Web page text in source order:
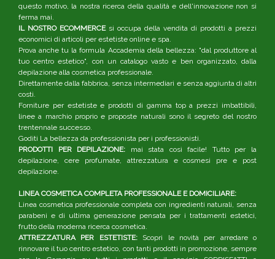
questo motivo, la nostra ricerca della qualità e dell'innovazione non si
ferma mai.
IL NOSTRO ECOMMERCEsi occupa della vendita di prodotti a prezzi
economici di articoli per estetiste online e spa.
Prova anche tu la formula Accademia della bellezza: "dal produttore al
tuo centro estetico", con un catalogo vasto e ben organizzato, dalla
depilazione alla cosmetica professionale.
Direttamente dalla fabbrica, senza intermediari e senza aggiunta di altri
costi.
Forniture per estetiste e prodotti di gamma top a prezzi imbattibili,
linee a marchio proprio e proposte naturali sono il segreto del nostro
trentennale successo.
Goditi La bellezza da professionista per i professionisti.
PRODOTTI PER DEPILAZIONE: mai stata così facile! Tutto per la
depilazione, cere profumate, attrezzatura e cosmesi pre e post
depilazione.
LINEA COSMETICA COMPLETA PROFESSIONALE E DOMICILIARE:
Linea cosmetica professionale completa con ingredienti naturali, senza
parabeni e di ultima generazione pensata per i trattamenti estetici,
frutto della moderna ricerca cosmetica.
ATTREZZATURA PER ESTETISTE:Scopri le novità per arredare o
rinnovare il tuo centro estetico, con tanti prodotti in promozione, sempre